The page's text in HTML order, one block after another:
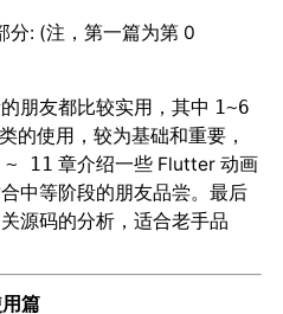
分: (注，第一篇为第 0
的朋友都比较实用，其中 1~6
的使用，较为基础和重要，
~ 11 章介绍一些 Flutter 动画
中等阶段的朋友品尝。最后
源码的分析，适合老手品
篇